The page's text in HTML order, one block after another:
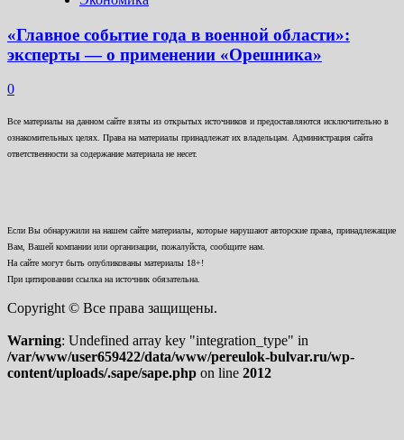
«Главное событие года в военной области»:
эксперты — о применении «Орешника»
0
Все материалы на данном сайте взяты из открытых источников и предоставляются исключительно в
ознакомительных целях. Права на материалы принадлежат их владельцам. Администрация сайта
ответственности за содержание материала не несет.
Если Вы обнаружили на нашем сайте материалы, которые нарушают авторские права, принадлежащие
Вам, Вашей компании или организации, пожалуйста, сообщите нам.
На сайте могут быть опубликованы материалы 18+!
При цитировании ссылка на источник обязательна.
Copyright © Все права защищены.
Warning: Undefined array key "integration_type" in
/var/www/user659422/data/www/pereulok-bulvar.ru/wp-
content/uploads/.sape/sape.php on line 2012